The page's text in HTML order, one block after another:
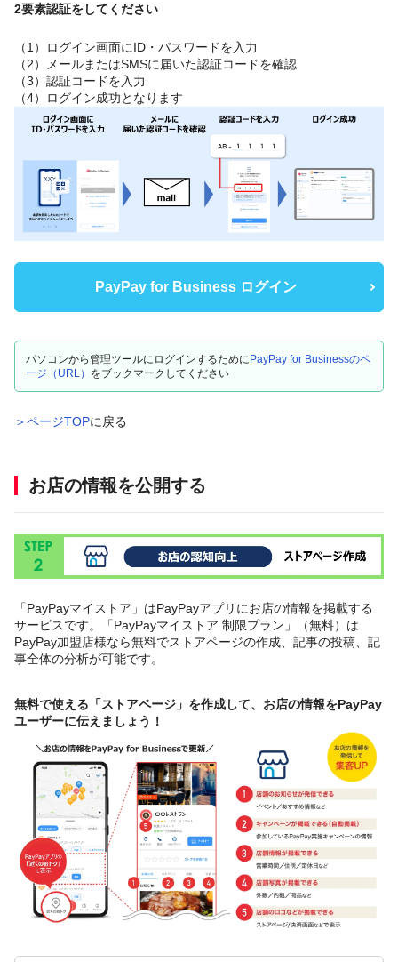
2要素認証をしてください
（1）ログイン画面にID・パスワードを入力
（2）メールまたはSMSに届いた認証コードを確認
（3）認証コードを入力
（4）ログイン成功となります
PayPay for Business ログイン
パソコンから管理ツールにログインするためにPayPay for Businessのペ
ージ（URL） をブックマークしてください
＞ページTOPに戻る
お店の情報を公開する
「PayPayマイストア」はPayPayアプリにお店の情報を掲載する
サービスです。「PayPayマイストア 制限プラン」（無料）は
PayPay加盟店様なら無料でストアページの作成、記事の投稿、記
事全体の分析が可能です。
無料で使える「ストアページ」を作成して、お店の情報をPayPay
ユーザーに伝えましょう！